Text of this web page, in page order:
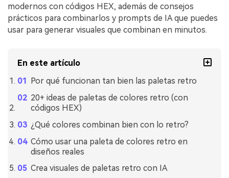
modernos con códigos HEX, además de consejos
prácticos para combinarlos y prompts de IA que puedes
usar para generar visuales que combinan en minutos.
En este artículo
Por qué funcionan tan bien las paletas retro
20+ ideas de paletas de colores retro (con
códigos HEX)
¿Qué colores combinan bien con lo retro?
Cómo usar una paleta de colores retro en
diseños reales
Crea visuales de paletas retro con IA